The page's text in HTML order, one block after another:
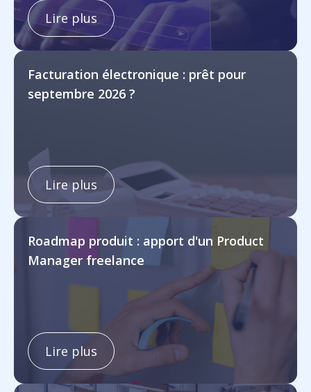
Lire plus
Facturation électronique : prêt pour
septembre 2026 ?
Lire plus
Roadmap produit : apport d'un Product
Manager freelance
Lire plus